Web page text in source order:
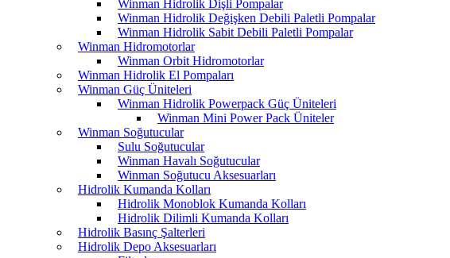
Winman Hidrolik Dişli Pompalar
Winman Hidrolik Değişken Debili Paletli Pompalar
Winman Hidrolik Sabit Debili Paletli Pompalar
Winman Hidromotorlar
Winman Orbit Hidromotorlar
Winman Hidrolik El Pompaları
Winman Güç Üniteleri
Winman Hidrolik Powerpack Güç Üniteleri
Winman Mini Power Pack Üniteler
Winman Soğutucular
Sulu Soğutucular
Winman Havalı Soğutucular
Winman Soğutucu Aksesuarları
Hidrolik Kumanda Kolları
Hidrolik Monoblok Kumanda Kolları
Hidrolik Dilimli Kumanda Kolları
Hidrolik Basınç Şalterleri
Hidrolik Depo Aksesuarları